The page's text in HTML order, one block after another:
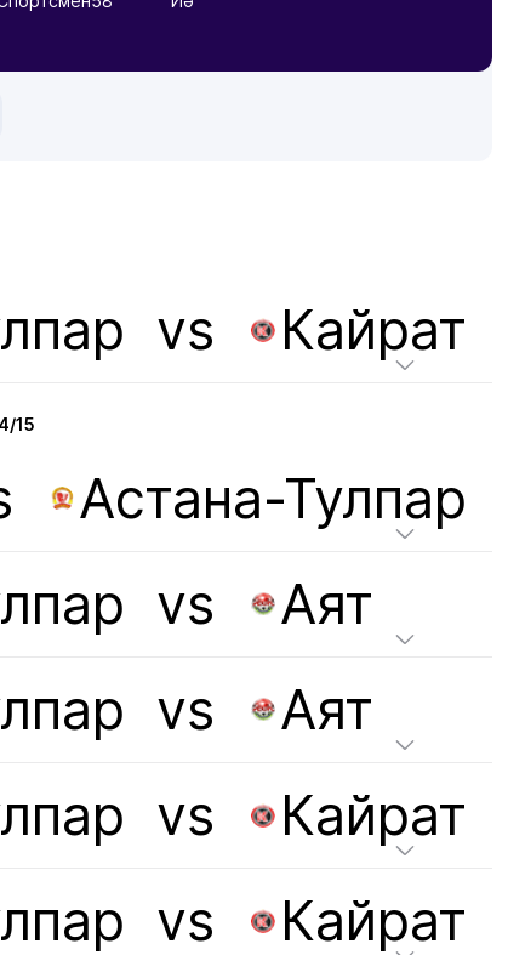
vs Кайрат
15
Астана-Тулпар
vs
Аят
vs
Аят
vs
Кайрат
vs
Кайрат